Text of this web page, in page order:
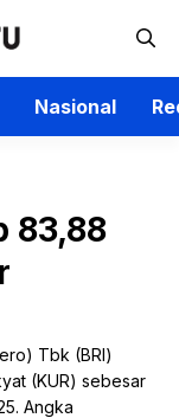
Nasional
83,88
Tbk (BRI)
(KUR) sebesar
Angka